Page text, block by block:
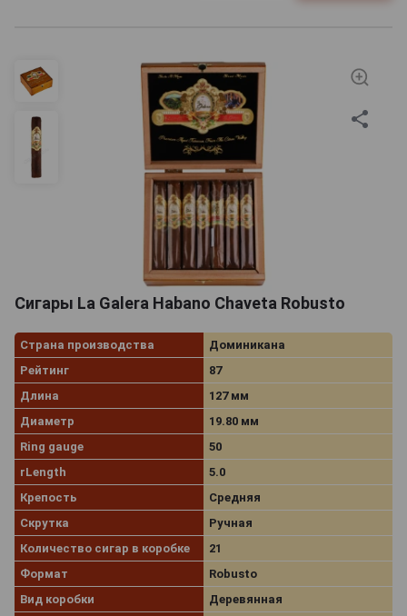
Сигары La Galera Habano Chaveta Robusto
Страна производства
Доминикана
Рейтинг
87
Длина
127 мм
Диаметр
19.80 мм
Ring gauge
50
rLength
5.0
Крепость
Средняя
Скрутка
Ручная
Количество сигар в коробке
21
Формат
Robusto
Вид коробки
Деревянная